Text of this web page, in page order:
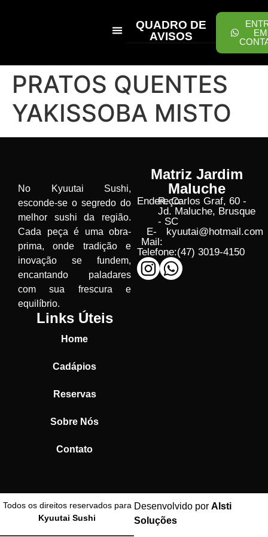
QUADRO DE
AVISOS
EM
PRATOS QUENTES
YAKISSOBA MISTO
No Kyuutai Sushi,
esconde-se o segredo do
melhor sushi da região.
Cada peça é uma obra-
prima, onde tradição e
inovação se fundem,
encantando paladares
com sua frescura e
equilíbrio.
Links Úteis
Home
Cadápios
Reservas
Sobre Nós
Contato
Matriz Jardim
Maluche
Endereço:
R. Carlos Graf, 60 -
Jd. Maluche, Brusque
- SC
E-
Mail:
kyuutai@hotmail.com
Telefone:(47) 3019-4150
Todos os direitos reservados para
Kyuutai Sushi
Desenvolvido por Alsti
Soluções